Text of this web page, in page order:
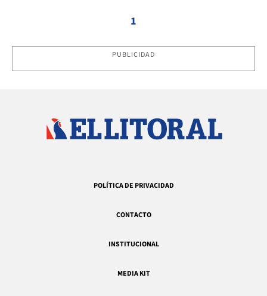
1
PUBLICIDAD
POLÍTICA DE PRIVACIDAD
CONTACTO
INSTITUCIONAL
MEDIA KIT